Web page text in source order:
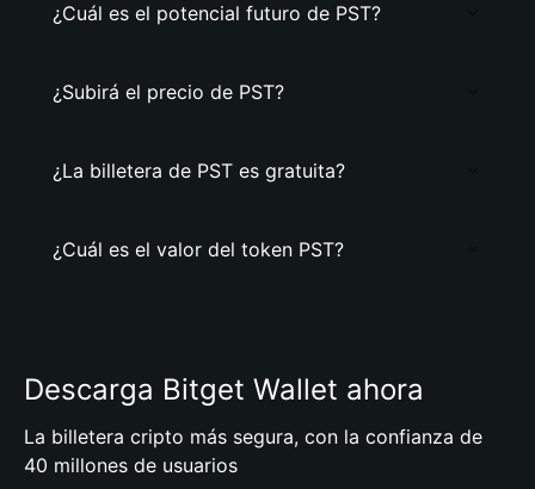
¿Cuál es el potencial futuro de PST?
¿Subirá el precio de PST?
¿La billetera de PST es gratuita?
¿Cuál es el valor del token PST?
Descarga Bitget Wallet ahora
La billetera cripto más segura, con la confianza de
40 millones de usuarios